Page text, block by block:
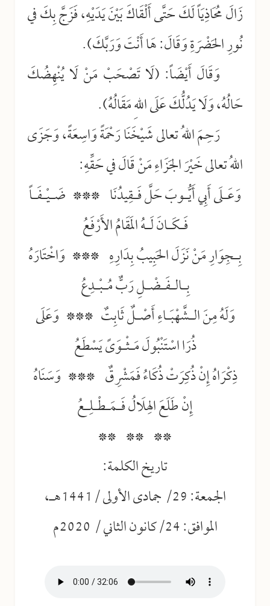
زَالَ مُحَاذِيَاً لَكَ حَتَّى أَلْقَاكَ بَيْنَ يَدَيْهِ، فَزَجَّ بِكَ في
نُورِ الحَضْرَةِ وَقَالَ: هَا أَنْتَ وَرَبَّكَ).
وَقَالَ أَيْضَاً: (لَا تَصْحَبْ مَنْ لَا يُنْهِضُكَ
حَالُهُ، وَلَا يَدُلُّكَ عَلَى اللهِ مَقَالُهُ).
رَحِمَ اللهُ تعالى شَيْخَنَا رَحْمَةً وَاسِعَةً، وَجَزَى
اللهُ تعالى خَيْرَ الجَزَاءِ مَنْ قَالَ في حَقِّهِ:
وَعَـلَى أَبِي أَيُّـوبَ حَلَّ فَـقِيدُنَا *** ضَـيْـفَـاً
فَـكَـانَ لَـهُ المَقَامُ الأَرْفَعُ
بِـجِوَارِ مَنْ نَزَلَ الحَبِيبُ بِدَارِهِ *** وَاخْتَارَهُ
بِـالـفَـضْـلِ رَبٌّ مُـبْـدِعُ
وَلَهُ مِنَ الـشَّهْبَـاءِ أَصْـلٌ ثَابِتٌ *** وَعَلَى
ذُرَا اسْتَنْبُولَ مَـثْـوَىً يَسْطَعُ
ذِكْرَاهُ إِنْ ذُكِرَتْ ذُكَاءُ فَمَشْرِقٌ *** وَسَنَاهُ
إِنْ طَلَعَ الهِلَالُ فَـمَـطْـلِـعُ
** ** **
تاريخ الكلمة:
الجمعة: 29/ جمادى الأولى /1441هـ،
الموافق: 24/كانون الثاني / 2020م